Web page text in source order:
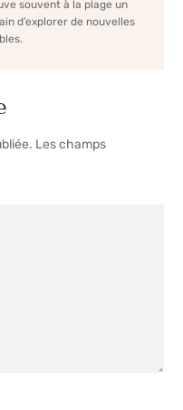
souvent à la plage un
d’explorer de nouvelles
Les champs